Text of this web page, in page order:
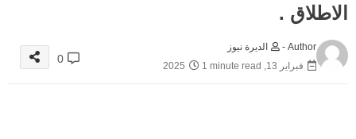
الاطلاق .
Author -
الديرة نيوز
فبراير 13, 2025
1 minute read
0